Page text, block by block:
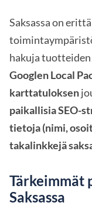
Saksassa on
hakuja
Googlen Local
karttatuloksen
paikallisia SEO-
tietoja (nimi,
takalinkkejä
Tärkeimmät
Saksassa